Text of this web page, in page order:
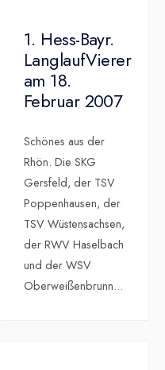
1. Hess-Bayr.
LanglaufVierer
am 18.
Februar 2007
Schönes aus der
Rhön. Die SKG
Gersfeld, der TSV
Poppenhausen, der
TSV Wüstensachsen,
der RWV Haselbach
und der WSV
Oberweißenbrunn...